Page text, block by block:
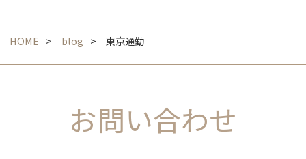
HOME blog 東京通勤
お問い合わせ